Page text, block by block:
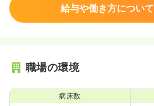
給与や働き方につい
職場の環境
病床数